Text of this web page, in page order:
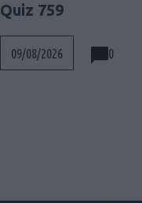
Quiz 759
09/08/2026 0